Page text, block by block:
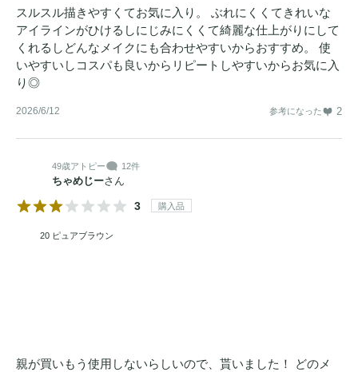
スルスル描きやすくてお気に入り。 ぶれにくくてきれいな
アイラインがひけるしにじみにくくて綺麗な仕上がりにして
くれるしどんなメイクにも合わせやすいからおすすめ。 使
いやすいしコスパも良いからリピートしやすいからお気に入
り◎
2026/6/12 参考になった 2
49歳アトピー 12件
ちゃめじーさん
3 購入品
20 ピュアブラウン
親が買いもう使用しないらしいので、貰いました！ どのメ